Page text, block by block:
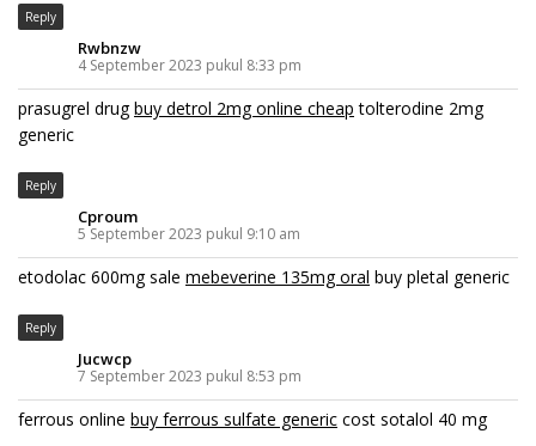
Reply
Rwbnzw
4 September 2023 pukul 8:33 pm
prasugrel drugbuy detrol 2mg online cheap tolterodine 2mg
generic
Reply
Cproum
5 September 2023 pukul 9:10 am
etodolac 600mg sale mebeverine 135mg oral buy pletal generic
Reply
Jucwcp
7 September 2023 pukul 8:53 pm
ferrous online buy ferrous sulfate generic cost sotalol 40 mg